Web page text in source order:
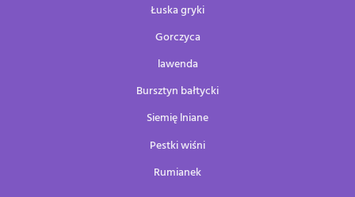
Łuska gryki
Gorczyca
lawenda
Bursztyn bałtycki
Siemię lniane
Pestki wiśni
Rumianek